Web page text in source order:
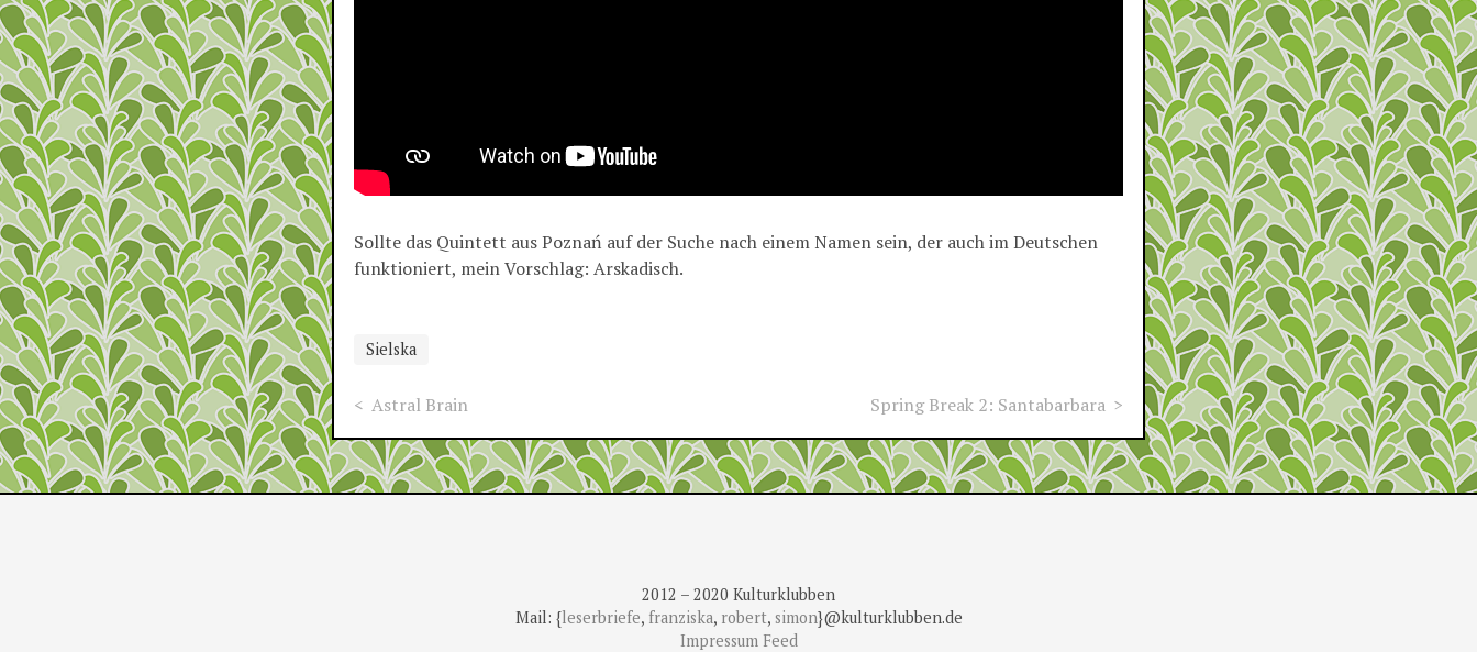
Sollte das Quintett aus Poznań auf der Suche nach einem Namen sein, der auch im Deutschen
funktioniert, mein Vorschlag: Arskadisch.
Sielska
Astral Brain Spring Break 2: Santabarbara
2012 – 2020 Kulturklubben
Mail: {leserbriefe, franziska, robert, simon}@kulturklubben.de
Impressum Feed